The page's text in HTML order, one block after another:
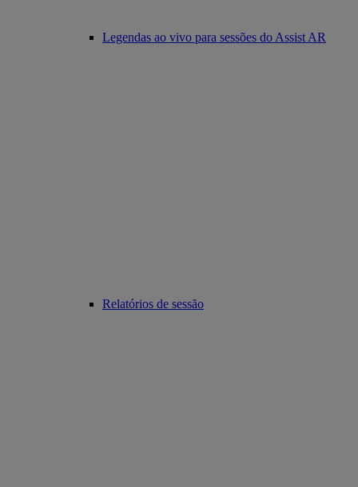
Legendas ao vivo para sessões do Assist AR
Relatórios de sessão